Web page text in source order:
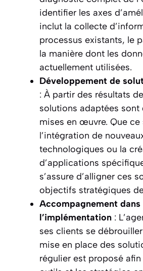
identifier les axes
inclut la collecte
processus existants, le
la manière dont les
actuellement utilisées.
Développement de
: À partir des résultats
solutions adaptées sont
mises en œuvre. Que
l’intégration de
technologiques ou la
d’applications
s’assure d’alligner ces
objectifs stratégiques
Accompagnement dans
l’implémentation :
ses clients se
mise en place des
régulier est proposé afin